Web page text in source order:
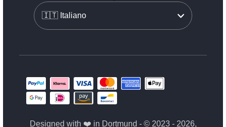
Designed with ❤️ in Dortmund - © 2023 - 2026,